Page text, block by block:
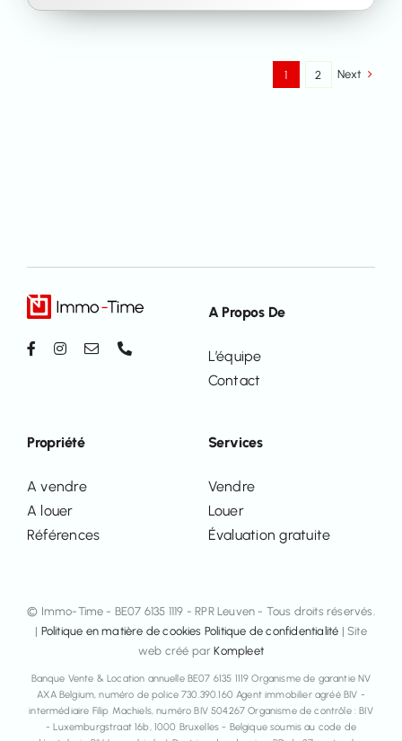
1 2 Next
Services
Vendre
Louer
Évaluation gratuite
Propriété
A vendre
A louer
Références
A Propos De
L’équipe
Contact
© Immo-Time - BE07 6135 1119 - RPR Leuven - Tous droits réservés.
| Politique en matière de cookies Politique de confidentialité | Site
web créé parKompleet
Banque Vente & Location annuelle BE07 6135 1119 Organisme de garantie NV
AXA Belgium, numéro de police 730.390.160 Agent immobilier agréé BIV -
intermédiaire Filip Machiels, numéro BIV 504267 Organisme de contrôle : BIV
- Luxemburgstraat 16b, 1000 Bruxelles - Belgique soumis au code de